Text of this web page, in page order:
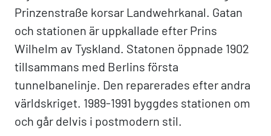
Prinzenstraße korsar Landwehrkanal. Gatan
och stationen är uppkallade efter Prins
Wilhelm av Tyskland. Statonen öppnade 1902
tillsammans med Berlins första
tunnelbanelinje. Den reparerades efter andra
världskriget. 1989-1991 byggdes stationen om
och går delvis i postmodern stil.